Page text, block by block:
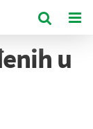
u